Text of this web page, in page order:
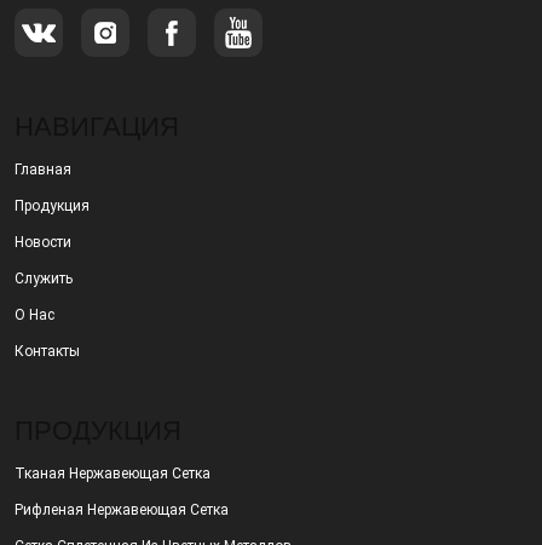
Главная
Продукция
Новости
Служить
О Нас
Контакты
Тканая Нержавеющая Сетка
Рифленая Нержавеющая Сетка